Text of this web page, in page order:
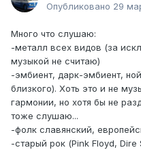
Опубликовано 29
Много что слушаю:
-металл всех видов (за
музыкой не считаю)
-эмбиент, дарк-эмбиент,
близкого). Хоть это и не
гармонии, но хотя бы не
тоже слушаю...
-фолк славянский,
-старый рок (Pink Floyd,